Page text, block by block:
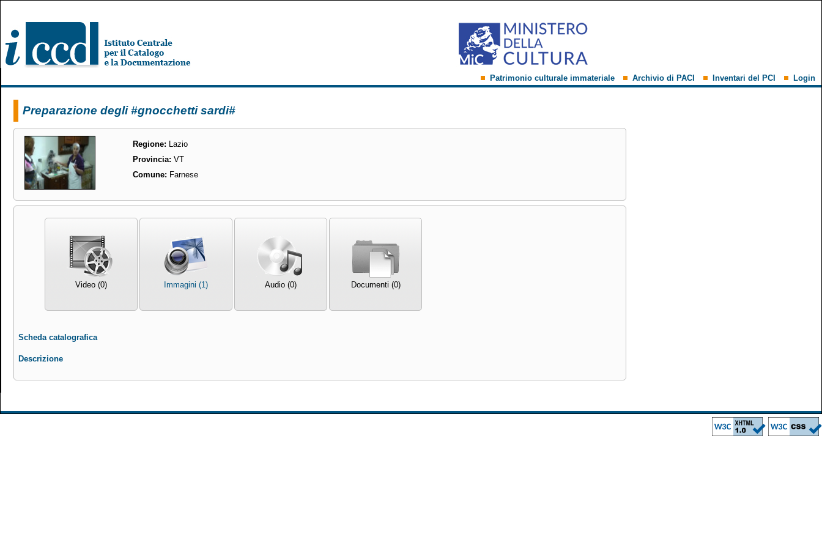
Patrimonio culturale immateriale Archivio di PACI Inventari del PCI Login
Preparazione degli #gnocchetti sardi#
Regione: Lazio
Provincia: VT
Comune: Farnese
Video (0) Immagini (1) Audio (0) Documenti (0)
Scheda catalografica
Descrizione